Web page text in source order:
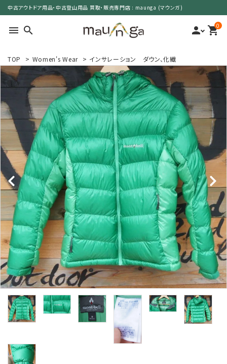
中古アウトドア用品・中古登山用品 買取・販売専門店 : maunga (マウンガ)
menu search person 0
shopping_cart
search
カテゴリーで選ぶ
サイズで選ぶ
特集で選ぶ
価格で選ぶ
買取案内
レンタル・修理
店舗情報
POLICY
INFORMATION
ようこそ ゲスト 様
TOP > Women's Wear > インサレーション ダウン、化繊